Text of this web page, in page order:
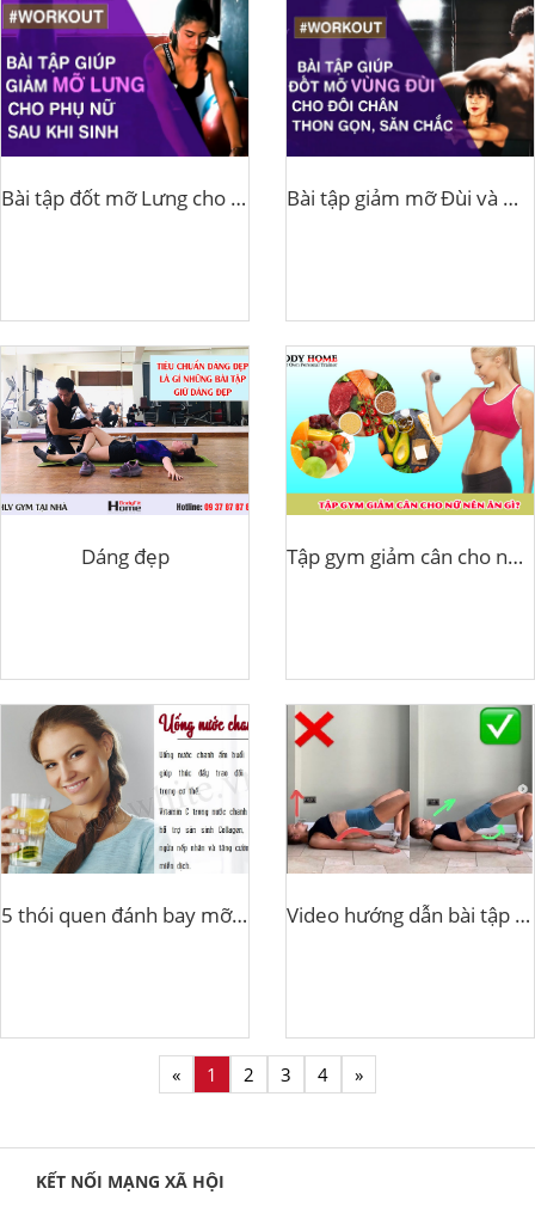
Bài tập đốt mỡ Lưng cho phụ nữ sau sinh Bài tập giảm mỡ Đùi và Mông, giúp Đùi và Mông thon gọn săn chắc
Dáng đẹp Tập gym giảm cân cho nữ nên ăn gì?
5 thói quen đánh bay mỡ bụng và nuôi dưỡng sức khỏe Video hướng dẫn bài tập cơ Mông chuẩn 100%
« 1 2 3 4 »
KẾT NỐI MẠNG XÃ HỘI